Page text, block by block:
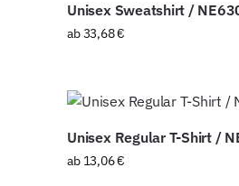
Unisex Sweatshirt /
ab33,68€
Unisex Regular T-Shirt /
ab 13,06€